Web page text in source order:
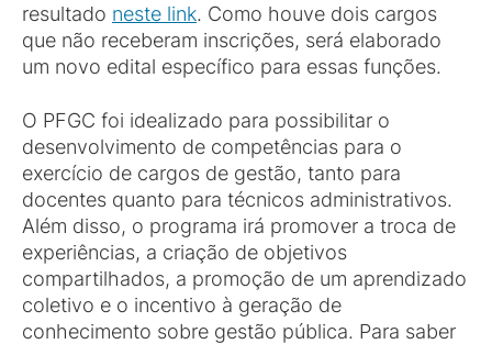
resultado neste link. Como houve dois cargos
que não receberam inscrições, será elaborado
um novo edital específico para essas funções.
O PFGC foi idealizado para possibilitar o
desenvolvimento de competências para o
exercício de cargos de gestão, tanto para
docentes quanto para técnicos administrativos.
Além disso, o programa irá promover a troca de
experiências, a criação de objetivos
compartilhados, a promoção de um aprendizado
coletivo e o incentivo à geração de
conhecimento sobre gestão pública. Para saber